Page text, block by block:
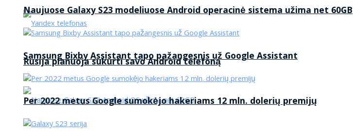
Rusija planuoja sukurti savo Android telefoną
Naujuose Galaxy S23 modeliuose Android operacinė sistema užima net 60GB
Samsung Bixby Assistant tapo pažangesnis už Google Assistant
Per 2022 metus Google sumokėjo hakeriams 12 mln. dolerių premijų